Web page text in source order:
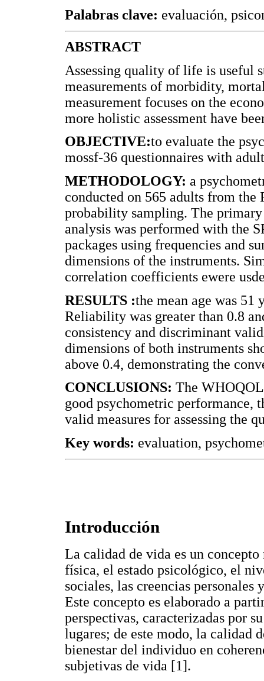
Palabras clave: evaluación,
ABSTRACT
Assessing quality of life is useful
measurements of morbidity,
measurement focuses on the
more holistic assessment have
OBJECTIVE:to evaluate the
mossf-36 questionnaires with
METHODOLOGY: a
conducted on 565 adults from
probability sampling. The
analysis was performed with the
packages using frequencies and
dimensions of the instruments.
correlation coefficients ewere
RESULTS :the mean age was 51
Reliability was greater than 0.8
consistency and discriminant
dimensions of both instruments
above 0.4, demonstrating the
CONCLUSIONS: The
good psychometric performance,
valid measures for assessing the
Key words: evaluation,
Introducción
La calidad de vida es un
física, el estado psicológico, el
sociales, las creencias
Este concepto es elaborado a
perspectivas, caracterizadas por
lugares; de este modo, la calidad
bienestar del individuo en
subjetivas de vida [1].